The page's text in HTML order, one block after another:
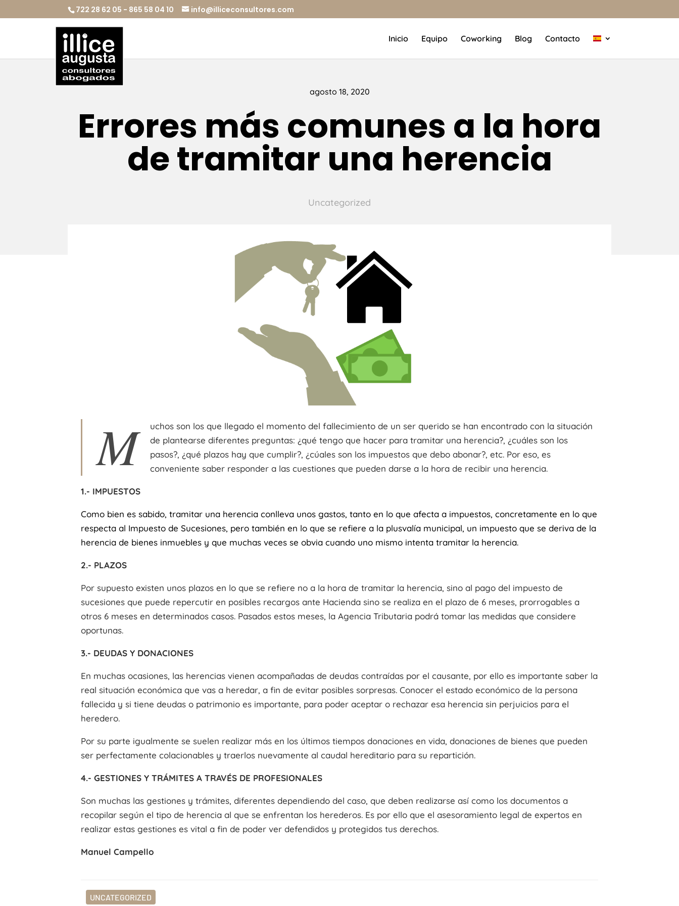
722 28 62 05 - 865 58 04 10 info@illiceconsultores.com
Inicio Equipo Coworking Blog Contacto
agosto 18, 2020
Errores más comunes a la hora
de tramitar una herencia
Uncategorized
M
uchos son los que llegado el momento del fallecimiento de un ser querido se han encontrado con la situación
de plantearse diferentes preguntas: ¿qué tengo que hacer para tramitar una herencia?, ¿cuáles son los
pasos?, ¿qué plazos hay que cumplir?, ¿cúales son los impuestos que debo abonar?, etc. Por eso, es
conveniente saber responder a las cuestiones que pueden darse a la hora de recibir una herencia.
1.- IMPUESTOS
Como bien es sabido, tramitar una herencia conlleva unos gastos, tanto en lo que afecta a impuestos, concretamente en lo que
respecta al Impuesto de Sucesiones, pero también en lo que se refiere a la plusvalía municipal, un impuesto que se deriva de la
herencia de bienes inmuebles y que muchas veces se obvia cuando uno mismo intenta tramitar la herencia.
2.- PLAZOS
Por supuesto existen unos plazos en lo que se refiere no a la hora de tramitar la herencia, sino al pago del impuesto de
sucesiones que puede repercutir en posibles recargos ante Hacienda sino se realiza en el plazo de 6 meses, prorrogables a
otros 6 meses en determinados casos. Pasados estos meses, la Agencia Tributaria podrá tomar las medidas que considere
oportunas.
3.- DEUDAS Y DONACIONES
En muchas ocasiones, las herencias vienen acompañadas de deudas contraídas por el causante, por ello es importante saber la
real situación económica que vas a heredar, a fin de evitar posibles sorpresas. Conocer el estado económico de la persona
fallecida y si tiene deudas o patrimonio es importante, para poder aceptar o rechazar esa herencia sin perjuicios para el
heredero.
Por su parte igualmente se suelen realizar más en los últimos tiempos donaciones en vida, donaciones de bienes que pueden
ser perfectamente colacionables y traerlos nuevamente al caudal hereditario para su repartición.
4.- GESTIONES Y TRÁMITES A TRAVÉS DE PROFESIONALES
Son muchas las gestiones y trámites, diferentes dependiendo del caso, que deben realizarse así como los documentos a
recopilar según el tipo de herencia al que se enfrentan los herederos. Es por ello que el asesoramiento legal de expertos en
realizar estas gestiones es vital a fin de poder ver defendidos y protegidos tus derechos.
Manuel Campello
UNCATEGORIZED